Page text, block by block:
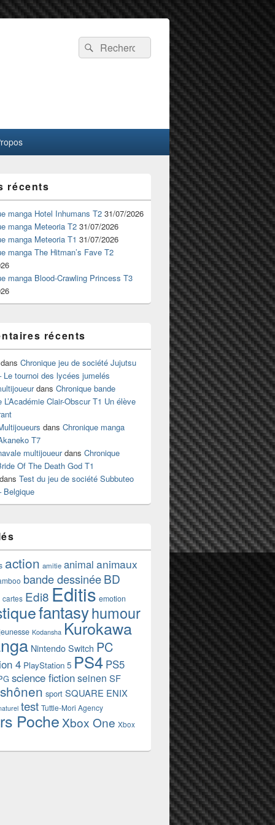
Recherche :
Rechercher
récents
manga Hotel Inhumans T2 31/07/2026
manga Meteoria T2 31/07/2026
manga Meteoria T1 31/07/2026
manga The Hitman’s Fave T2
manga Blood-Crawling Princess T3
récents
dans Chronique jeu de société Jujutsu
Le tournoi des lycées jumelés
dans Chronique bande
L’Académie Clair-Obscur T1 Un élève
dans Chronique manga
T7
multijoueurdans Chronique
Of The Death God T1
dans Test du jeu de société Subbuteo
Belgique
action amitie animal animaux
bande dessinéeBD
cartes Edi8 Editis emotion
fantasyhumour
Kodansha Kurokawa
Nintendo Switch PC
4 PlayStation 5 PS4 PS5
science fictionseinen SF
shônen sport SQUARE ENIX
test Tuttle-Mori Agency
Poche Xbox One Xbox